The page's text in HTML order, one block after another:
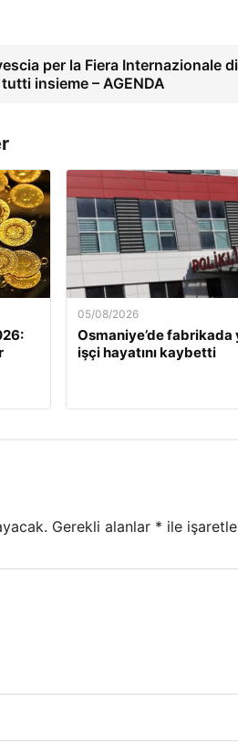
per la Fiera Internazionale
insieme – AGENDA
05/08/2026
Osmaniye’de fabrikada
işçi hayatını kaybetti
Gerekli alanlar * ile